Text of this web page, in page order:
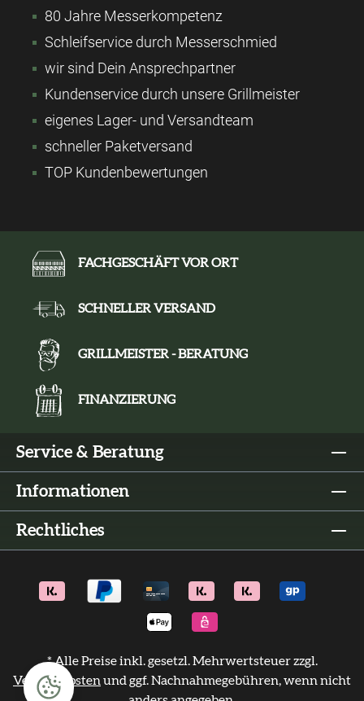
80 Jahre Messerkompetenz
Schleifservice durch Messerschmied
wir sind Dein Ansprechpartner
Kundenservice durch unsere Grillmeister
eigenes Lager- und Versandteam
schneller Paketversand
TOP Kundenbewertungen
FACHGESCHÄFT VOR ORT
SCHNELLER VERSAND
GRILLMEISTER - BERATUNG
FINANZIERUNG
Service & Beratung
Informationen
Rechtliches
* Alle Preise inkl. gesetzl. Mehrwertsteuer zzgl.
Versandkosten und ggf. Nachnahmegebühren, wenn nicht